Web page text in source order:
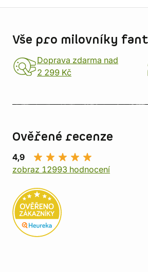
Vše pro milovníky
Doprava zdarma nad
2 299 Kč
Ověřené recenze
4,9
zobraz 12993 hodnocení